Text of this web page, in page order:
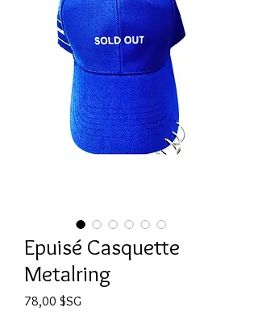
Epuisé Casquette
Metalring
78,00 $SG